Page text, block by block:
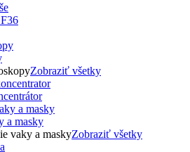
Zobraziť všetky
a masky
vaky a maskyZobraziť všetky